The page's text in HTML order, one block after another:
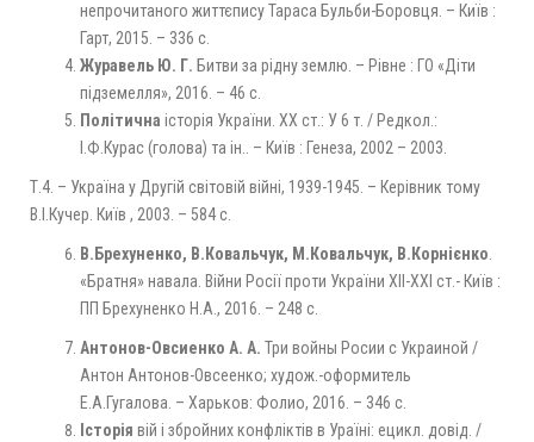
непрочитаного життєпису Тараса Бульби-Боровця. – Київ :
Гарт, 2015. – 336 с.
Журавель Ю. Г. Битви за рідну землю. – Рівне : ГО «Діти
підземелля», 2016. – 46 с.
Політична історія України. ХХ ст.: У 6 т. / Редкол.:
І.Ф.Курас (голова) та ін.. – Київ : Генеза, 2002 – 2003.
Т.4. – Україна у Другій світовій війні, 1939-1945. – Керівник тому
В.І.Кучер. Київ , 2003. – 584 с.
В.Брехуненко, В.Ковальчук, М.Ковальчук, В.Корнієнко
«Братня» навала. Війни Росії проти України ХІІ-ХХІ ст.- Київ :
ПП Брехуненко Н.А., 2016. – 248 с.
Антонов-Овсиенко А. А. Три войны Росии с Украиной /
Антон Антонов-Овсеенко; худож.-оформитель
Е.А.Гугалова. – Харьков: Фолио, 2016. – 346 с.
Історія вій і збройних конфліктів в Ураїні: ецикл. довід. /